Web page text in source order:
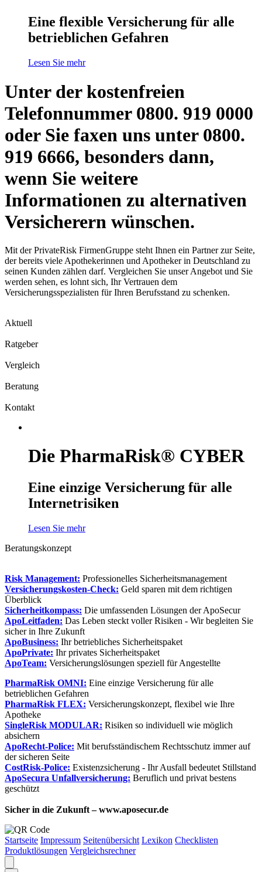
Eine flexible Versicherung für alle
betrieblichen Gefahren
Lesen Sie mehr
Unter der kostenfreien
Telefonnummer 0800. 919 0000
oder Sie faxen uns unter 0800.
919 6666, besonders dann,
wenn Sie weitere
Informationen zu alternativen
Versicherern wünschen.
Mit der PrivateRisk FirmenGruppe steht Ihnen ein Partner zur Seite,
der bereits viele Apothekerinnen und Apotheker in Deutschland zu
seinen Kunden zählen darf. Vergleichen Sie unser Angebot und Sie
werden sehen, es lohnt sich, Ihr Vertrauen dem
Versicherungsspezialisten für Ihren Berufsstand zu schenken.
Aktuell
Ratgeber
Vergleich
Beratung
Kontakt
Die PharmaRisk® CYBER
Eine einzige Versicherung für alle
Internetrisiken
Lesen Sie mehr
Beratungskonzept
Risk Management: Professionelles Sicherheitsmanagement
Versicherungskosten-Check: Geld sparen mit dem richtigen
Überblick
Sicherheitkompass: Die umfassenden Lösungen der ApoSecur
ApoLeitfaden: Das Leben steckt voller Risiken - Wir begleiten Sie
sicher in Ihre Zukunft
ApoBusiness: Ihr betriebliches Sicherheitspaket
ApoPrivate: Ihr privates Sicherheitspaket
ApoTeam: Versicherungslösungen speziell für Angestellte
PharmaRisk OMNI: Eine einzige Versicherung für alle
betrieblichen Gefahren
PharmaRisk FLEX: Versicherungskonzept, flexibel wie Ihre
Apotheke
SingleRisk MODULAR: Risiken so individuell wie möglich
absichern
ApoRecht-Police: Mit berufsständischem Rechtsschutz immer auf
der sicheren Seite
CostRisk-Police: Existenzsicherung - Ihr Ausfall bedeutet Stillstand
ApoSecura Unfallversicherung: Beruflich und privat bestens
geschützt
Sicher in die Zukunft – www.aposecur.de
Startseite Impressum Seitenübersicht Lexikon Checklisten
Produktlösungen Vergleichsrechner